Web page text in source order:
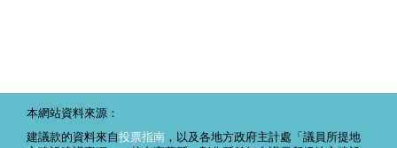
本網站資料來源：
建議款的資料來自投票指南 ，以及各地方政府主計處「議員所提地